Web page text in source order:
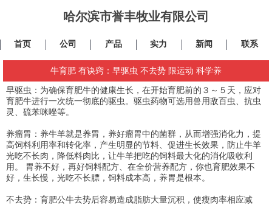
哈尔滨市誉丰牧业有限公司
首页 公司 产品 实力 新闻 联系
牛育肥 有诀窍：早驱虫 不去势 限运动 科学养
早驱虫：为确保育肥牛的健康生长，在开始育肥前的３～５天，应对
育肥牛进行一次统一彻底的驱虫。驱虫药物可选用兽用敌百虫、抗虫
灵、硫苯咪唑等。
养瘤胃：养牛羊就是养胃，养好瘤胃中的菌群，从而增强消化力，提
高饲料利用率和转化率，产生明显的节料、促进生长效果，防止牛羊
光吃不长肉，降低料肉比，让牛羊把吃的饲料最大化的消化吸收利
用。 胃养不好，再好饲料配方、在全价营养配方，你也育肥效果不
好，生长慢，光吃不长膘，饲料成本高，养胃是根本。
不去势：育肥公牛去势后容易造成脂肪大量沉积，使瘦肉率相应减